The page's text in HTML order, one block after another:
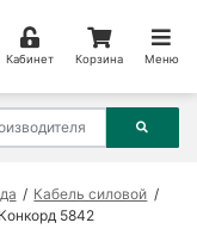
Кабинет Корзина Меню
Кабель силовой
5842